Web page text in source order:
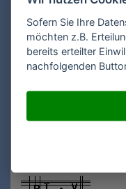
Nachname*:
Sofern Sie Ihre
möchten z.B.
bereits erteilter
nachfolgenden